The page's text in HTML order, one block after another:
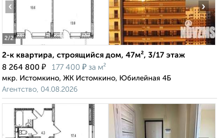
2/2
‹ ›
2-к квартира, строящийся дом, 47м², 3/17 этаж
8 264 800 ₽ 177 400 ₽ за м²
мкр. Истомкино, ЖК Истомкино, Юбилейная 4Б
Агентство, 04.08.2026